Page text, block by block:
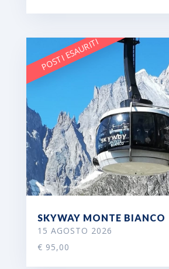
SKYWAY MONTE BIANCO
15 AGOSTO 2026
€ 95,00
POSTI ESAURITI